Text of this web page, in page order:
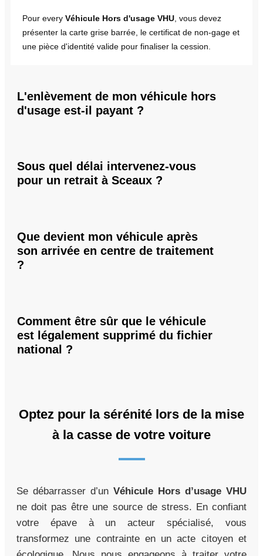
Pour every Véhicule Hors d'usage VHU , vous devez
présenter la carte grise barrée, le certificat de non-gage et
une pièce d'identité valide pour finaliser la cession.
L'enlèvement de mon véhicule hors
d'usage est-il payant ?
Sous quel délai intervenez-vous
pour un retrait à Sceaux ?
Que devient mon véhicule après
son arrivée en centre de traitement
?
Comment être sûr que le véhicule
est légalement supprimé du fichier
national ?
Optez pour la sérénité lors de la mise
à la casse de votre voiture
Se débarrasser d’un Véhicule Hors d’usage VHU
ne doit pas être une source de stress. En confiant
votre épave à un acteur spécialisé, vous
transformez une contrainte en un acte citoyen et